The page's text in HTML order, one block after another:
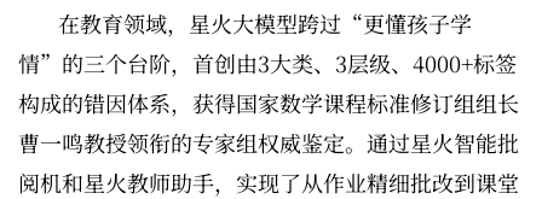
在教育领域，星火大模型跨过“更懂孩子学
情”的三个台阶，首创由3大类、3层级、4000+标签
构成的错因体系，获得国家数学课程标准修订组组长
曹一鸣教授领衔的专家组权威鉴定。通过星火智能批
阅机和星火教师助手，实现了从作业精细批改到课堂